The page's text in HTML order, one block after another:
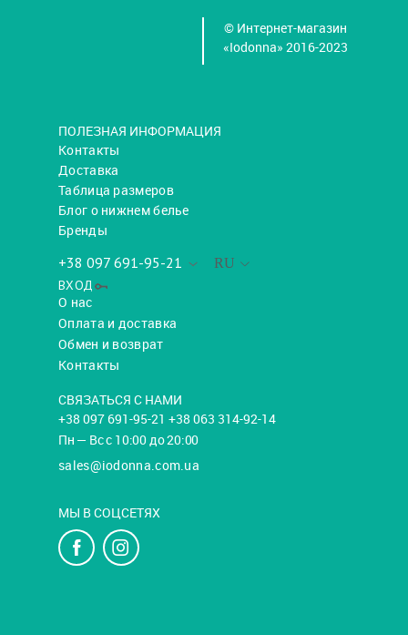
© Интернет-магазин
«Iodonna» 2016-2023
ПОЛЕЗНАЯ ИНФОРМАЦИЯ
Контакты
Доставка
Таблица размеров
Блог о нижнем белье
Бренды
RU
+38 097 691-95-21
ВХОД
О нас
Оплата и доставка
Обмен и возврат
Контакты
СВЯЗАТЬСЯ С НАМИ
+38 097 691-95-21 +38 063 314-92-14
Пн — Вс с 10:00 до 20:00
sales@iodonna.com.ua
МЫ В СОЦСЕТЯХ